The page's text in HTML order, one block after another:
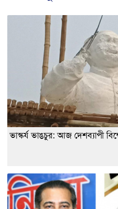
ভাস্কর্য ভাঙচুর: আজ দেশব্যাপী